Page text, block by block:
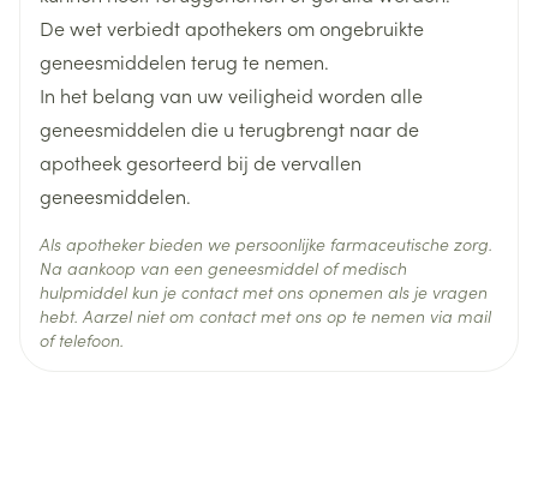
andere tabletformuleringen.
Patiënten die momenteel geen (of een lage dosis
van) een ACE-remmer/angiotensine II-
receptorblokker gebruiken of patiënten met een
systolische bloeddruk > of = 100 tot 110 mmHg:
Aanbevolen startdosis: 24 mg/26 mg, tweemaal
Langzame dosistitratie (verdubbeling iedere 3-4
weken).
Dosisaanpassingen
NIERINSUFFICIENTIE
Actieve
Ingrediënten
sacubitril, valsartan
Behoud Kamertemperatuur (15°C - 25°C)
De wet verbiedt apothekers om ongebruikte
geneesmiddelen terug te nemen.
In het belang van uw veiligheid worden alle
geneesmiddelen die u terugbrengt naar de
apotheek gesorteerd bij de vervallen
geneesmiddelen.
Als apotheker bieden we persoonlijke farmaceutische zorg.
Na aankoop van een geneesmiddel of medisch
hulpmiddel kun je contact met ons opnemen als je vragen
hebt. Aarzel niet om contact met ons op te nemen via mail
of telefoon.